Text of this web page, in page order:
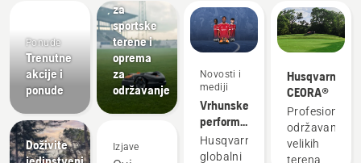
Ponude
Trenutne
akcije i
ponude
Doživite
za
sportske
terene i
oprema
za
održavanje
Izjave
Novosti i
mediji
Vrhunske
performanse
na travi
uvijek se
Husqvarna,
globalni
Husqvarna
CEORA®
Profesionalno
održavanje
velikih
terena